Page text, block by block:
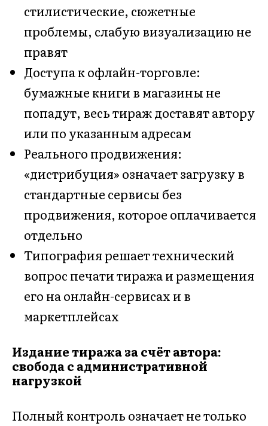
стилистические, сюжетные
проблемы, слабую визуализацию не
правят
Доступа к офлайн-торговле:
бумажные книги в магазины не
попадут, весь тираж доставят автору
или по указанным адресам
Реального продвижения:
«дистрибуция» означает загрузку в
стандартные сервисы без
продвижения, которое оплачивается
отдельно
Типография решает технический
вопрос печати тиража и размещения
его на онлайн-сервисах и в
маркетплейсах
Издание тиража за счёт автора:
свобода с административной
нагрузкой
Полный контроль означает не только